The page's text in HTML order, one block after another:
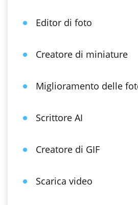
Editor di foto
Creatore di miniature
Miglioramento delle
Scrittore AI
Creatore di GIF
Scarica video